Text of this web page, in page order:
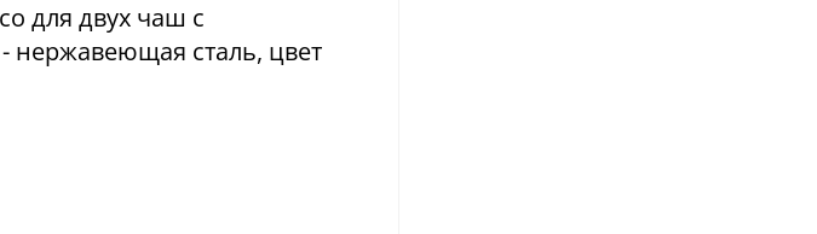
для двух чаш с
нержавеющая сталь, цвет